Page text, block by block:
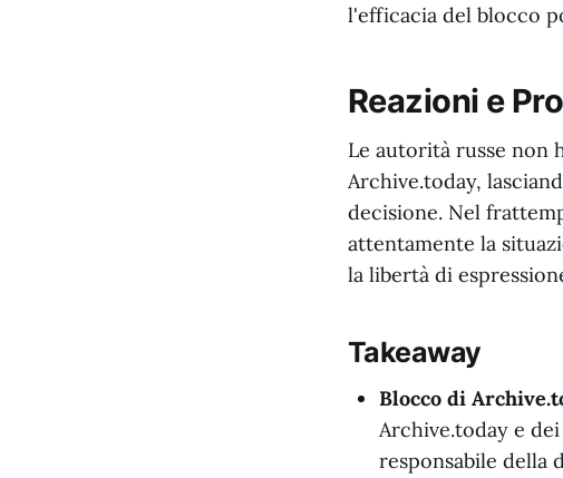
l'efficacia del blocco
Reazioni e
Le autorità russe non
Archive.today,
decisione. Nel
attentamente la
la libertà di
Takeaway
Blocco di
Archive.today e
responsabile della